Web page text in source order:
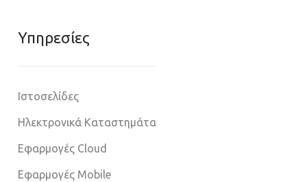
Υπηρεσίες
Ιστοσελίδες
Ηλεκτρονικά Καταστημάτα
Εφαρμογές Cloud
Εφαρμογές Mobile